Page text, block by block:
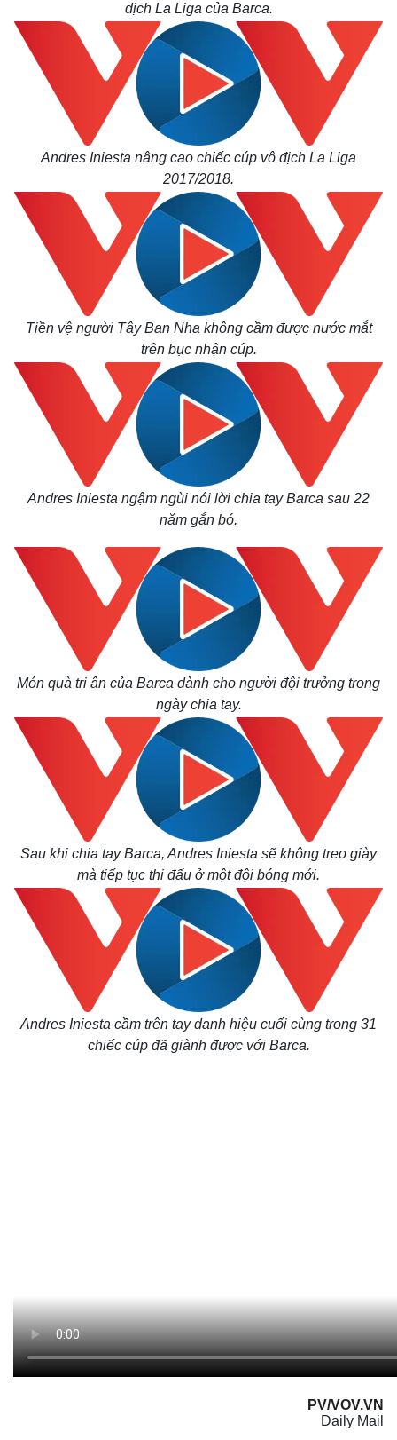
Khởi nghiệp
Tiêu dùng
Tỷ giá
Chứng khoán
Giá cà phê
địch La Liga của Barca.
Andres Iniesta nâng cao chiếc cúp vô địch La Liga
2017/2018.
Tiền vệ người Tây Ban Nha không cầm được nước mắt
trên bục nhận cúp.
Andres Iniesta ngậm ngùi nói lời chia tay Barca sau 22
năm gắn bó.
Món quà tri ân của Barca dành cho người đội trưởng trong
ngày chia tay.
Sau khi chia tay Barca, Andres Iniesta sẽ không treo giày
mà tiếp tục thi đấu ở một đội bóng mới.
Andres Iniesta cầm trên tay danh hiệu cuối cùng trong 31
chiếc cúp đã giành được với Barca.
PV/VOV.VN
Daily Mail